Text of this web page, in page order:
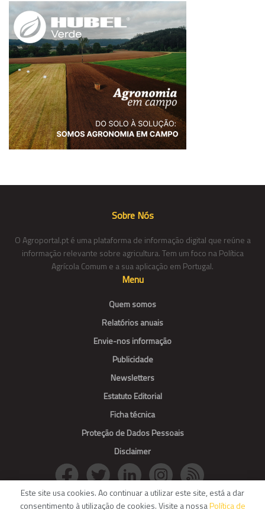
Sobre Nós
O Agroportal.pt é uma plataforma de informação digital que reúne a
informação relevante sobre agricultura. Tem um foco na Política
Agrícola Comum e a sua aplicação em Portugal.
Menu
Quem somos
Relatórios anuais
Envie-nos informação
Publicidade
Newsletters
Estatuto Editorial
Ficha técnica
Proteção de Dados Pessoais
Disclaimer
Este site usa cookies. Ao continuar a utilizar este site, está a dar
consentimento à utilização de cookies. Visite a nossaPolítica de